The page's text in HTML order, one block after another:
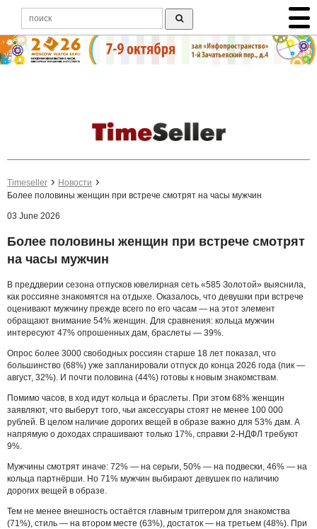
Timeseller
Новости
Более половины женщин при встрече смотрят на часы мужчин
03 June 2026
Более половины женщин при встрече смотрят
на часы мужчин
В преддверии сезона отпусков ювелирная сеть «585 Золотой» выяснила,
как россияне знакомятся на отдыхе. Оказалось, что девушки при встрече
оценивают мужчину прежде всего по его часам — на этот элемент
обращают внимание 54% женщин. Для сравнения: кольца мужчин
интересуют 47% опрошенных дам, браслеты — 39%.
Опрос более 3000 свободных россиян старше 18 лет показал, что
большинство (68%) уже запланировали отпуск до конца 2026 года (пик —
август, 32%). И почти половина (44%) готовы к новым знакомствам.
Помимо часов, в ход идут кольца и браслеты. При этом 68% женщин
заявляют, что выберут того, чьи аксессуары стоят не менее 100 000
рублей. В целом наличие дорогих вещей в образе важно для 53% дам. А
напрямую о доходах спрашивают только 17%, справки 2-НДФЛ требуют
9%.
Мужчины смотрят иначе: 72% — на серьги, 50% — на подвески, 46% — на
кольца партнёрши. Но 71% мужчин выбирают девушек по наличию
дорогих вещей в образе.
Тем не менее внешность остаётся главным триггером для знакомства
(71%), стиль — на втором месте (63%), достаток — на третьем (48%). При